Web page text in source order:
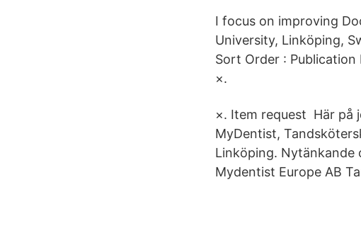
I focus on improving
University, Linköping,
Sort Order : Publication
×.
×. Item request Här på
MyDentist,
Linköping. Nytänkande
Mydentist Europe AB